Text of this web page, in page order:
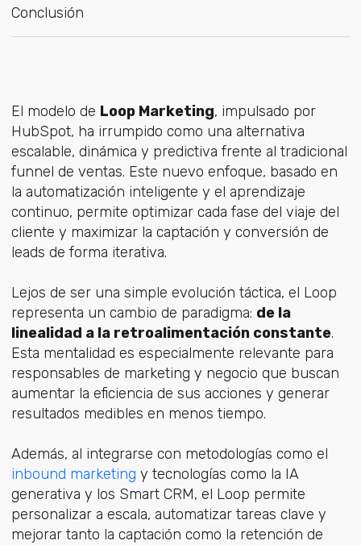
Conclusión
El modelo de Loop Marketing, impulsado por
HubSpot, ha irrumpido como una alternativa
escalable, dinámica y predictiva frente al tradicional
funnel de ventas. Este nuevo enfoque, basado en
la automatización inteligente y el aprendizaje
continuo, permite optimizar cada fase del viaje del
cliente y maximizar la captación y conversión de
leads de forma iterativa.
Lejos de ser una simple evolución táctica, el Loop
representa un cambio de paradigma: de la
linealidad a la retroalimentación constante.
Esta mentalidad es especialmente relevante para
responsables de marketing y negocio que buscan
aumentar la eficiencia de sus acciones y generar
resultados medibles en menos tiempo.
Además, al integrarse con metodologías como el
inbound marketing y tecnologías como la IA
generativa y los Smart CRM, el Loop permite
personalizar a escala, automatizar tareas clave y
mejorar tanto la captación como la retención de